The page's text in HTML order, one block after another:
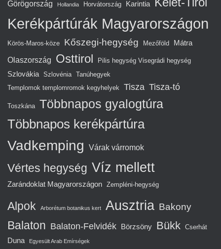
Görögország Hollandia Horvátország Karintia
Kerékpártúrák Magyarországon
Körös-Maros-köze Kőszegi-hegység Mezőföld Mátra
Olaszország Osttirol Pilis hegység Visegrádi hegység
Szlovákia Szlovénia Tanúhegyek
Templomok templomromok kegyhelyek Tisza Tisza-tó
Toszkána Többnapos gyalogtúra
Többnapos kerékpártúra
Vadkemping Várak várromok
Vértes hegység Víz mellett
Zarándoklat Magyarországon Zempléni-hegység
Alpok Arborétum botanikus kert Ausztria Bakony
Balaton Balaton-Felvidék Börzsöny Bükk Cserhát
Duna Egyesült Arab Emírségek